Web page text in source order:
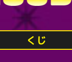
くじ